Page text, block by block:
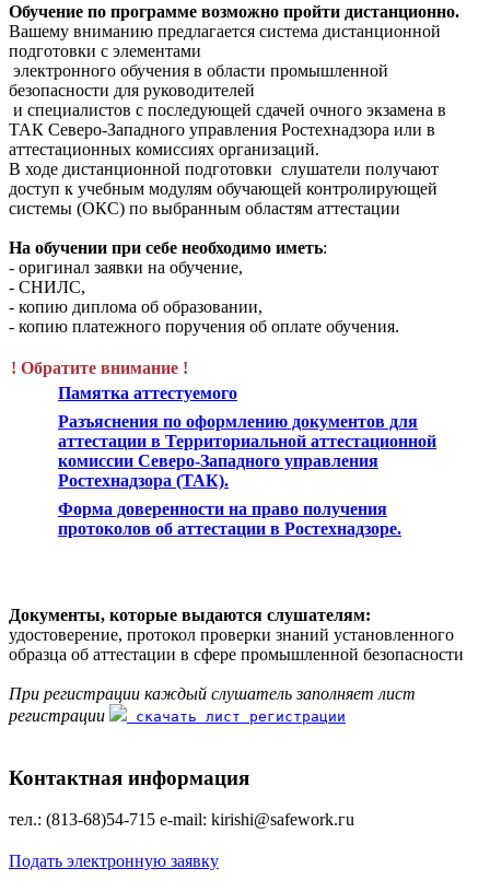
Обучение по программе возможно пройти дистанционно.
Вашему вниманию предлагается система дистанционной
подготовки с элементами
электронного обучения в области промышленной
безопасности для руководителей
и специалистов с последующей сдачей очного экзамена в
ТАК Северо-Западного управления Ростехнадзора или в
аттестационных комиссиях организаций.
В ходе дистанционной подготовки слушатели получают
доступ к учебным модулям обучающей контролирующей
системы (ОКС) по выбранным областям аттестации
На обучении при себе необходимо иметь:
- оригинал заявки на обучение,
- СНИЛС,
- копию диплома об образовании,
- копию платежного поручения об оплате обучения.
! Обратите внимание !
Памятка аттестуемого
Разъяснения по оформлению документов для
аттестации в Территориальной аттестационной
комиссии Северо-Западного управления
Ростехнадзора (ТАК).
Форма доверенности на право получения
протоколов об аттестации в Ростехнадзоре.
Документы, которые выдаются слушателям:
удостоверение, протокол проверки знаний установленного
образца об аттестации в сфере промышленной безопасности
При регистрации каждый слушатель заполняет лист
регистрации
скачать лист регистрации
Контактная информация
тел.: (813-68)54-715 е-mаil: kirishi@safework.гu
Подать электронную заявку